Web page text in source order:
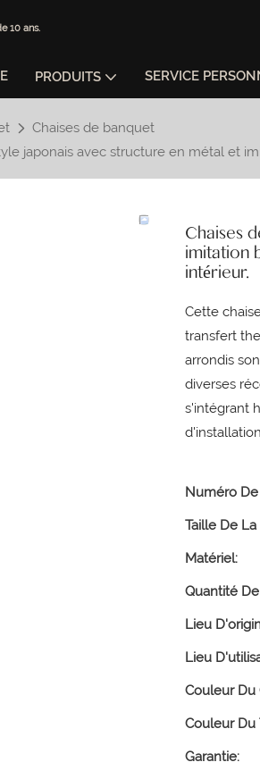
10 ans.
PRODUITS SERVICE
Chaises de banquet
japonais avec structure en métal et
Chaises
imitation
intérieur.
Cette
transfert
arrondis
diverses
s'intégrant
Numéro
Taille De La
Matériel:
Quantité
Lieu
Lieu
Couleur Du
Couleur Du
Garantie: